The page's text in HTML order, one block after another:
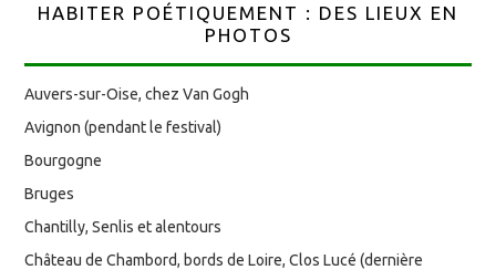
HABITER POÉTIQUEMENT : DES LIEUX EN
PHOTOS
Auvers-sur-Oise, chez Van Gogh
Avignon (pendant le festival)
Bourgogne
Bruges
Chantilly, Senlis et alentours
Château de Chambord, bords de Loire, Clos Lucé (dernière